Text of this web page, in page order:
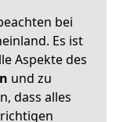
bei
Es ist
Aspekte des
und zu
dass alles